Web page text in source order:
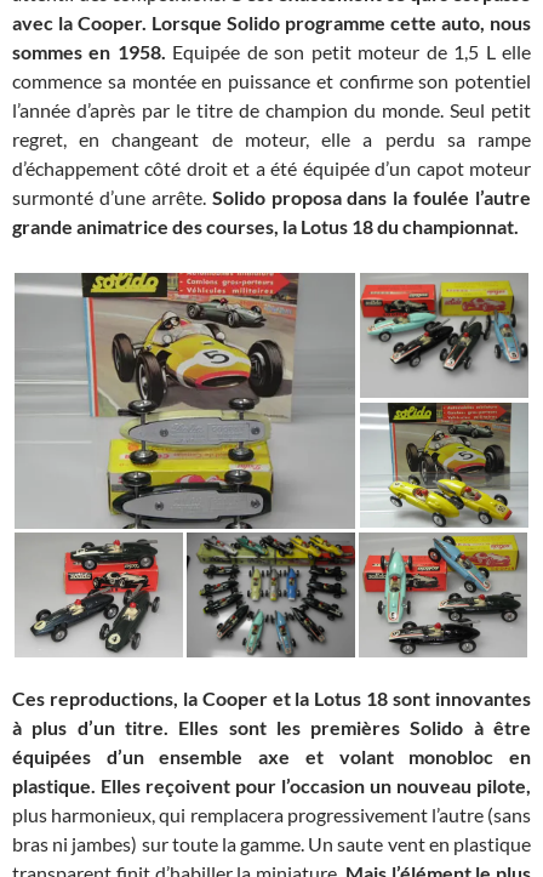
avec la Cooper. Lorsque Solido programme cette auto, nous
sommes en 1958. Equipée de son petit moteur de 1,5 L elle
commence sa montée en puissance et confirme son potentiel
l’année d’après par le titre de champion du monde. Seul petit
regret, en changeant de moteur, elle a perdu sa rampe
d’échappement côté droit et a été équipée d’un capot moteur
surmonté d’une arrête. Solido proposa dans la foulée l’autre
grande animatrice des courses, la Lotus 18 du championnat.
Ces reproductions, la Cooper et la Lotus 18 sont innovantes
à plus d’un titre.
Elles sont les premières Solido à être
équipées d’un ensemble axe et volant monobloc en
plastique. Elles reçoivent pour l’occasion un nouveau pilote,
plus harmonieux, qui remplacera progressivement l’autre (sans
bras ni jambes) sur toute la gamme. Un saute vent en plastique
transparent finit d’habiller la miniature. Mais l’élément le plus